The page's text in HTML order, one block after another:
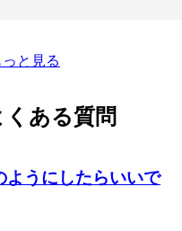
と見る
ある質問
ようにしたらいいで